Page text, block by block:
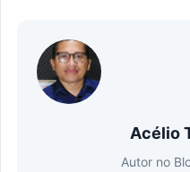
Acélio
Autor no